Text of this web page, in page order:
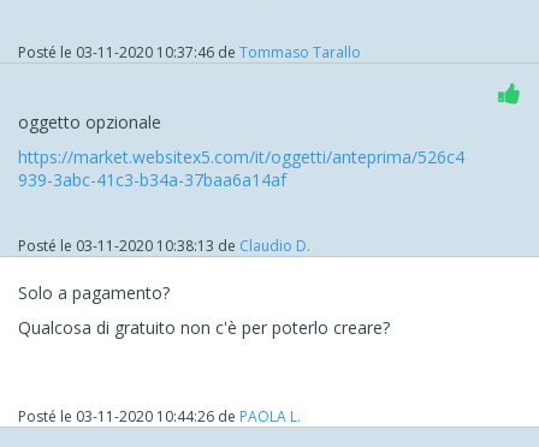
Posté le 03-11-2020 10:37:46 de Tommaso Tarallo
oggetto opzionale
https://market.websitex5.com/it/oggetti/anteprima/526c4
939-3abc-41c3-b34a-37baa6a14af
Posté le 03-11-2020 10:38:13 de Claudio D.
Solo a pagamento?
Qualcosa di gratuito non c'è per poterlo creare?
Posté le 03-11-2020 10:44:26 de PAOLA L.